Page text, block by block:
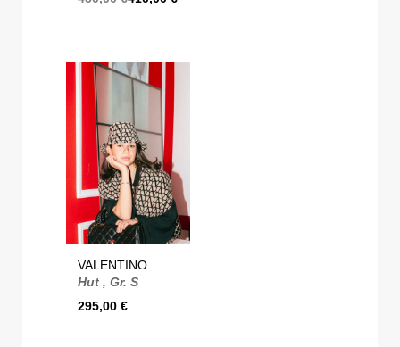
VALENTINO
Hut , Gr. S
295,00 €